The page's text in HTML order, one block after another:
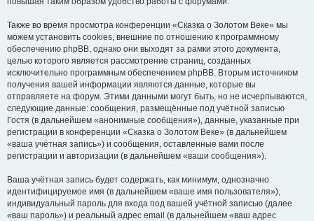
Также во время просмотра конференции «Сказка о Золотом Веке» мы
можем установить cookies, внешние по отношению к программному
обеспечению phpBB, однако они выходят за рамки этого документа,
целью которого является рассмотрение страниц, созданных
исключительно программным обеспечением phpBB. Вторым источником
получения вашей информации являются данные, которые вы
отправляете на форум. Этими данными могут быть, но не исчерпываются,
следующие данные: сообщения, размещённые под учётной записью
Гостя (в дальнейшем «анонимные сообщения»), данные, указанные при
регистрации в конференции «Сказка о Золотом Веке» (в дальнейшем
«ваша учётная запись») и сообщения, оставленные вами после
регистрации и авторизации (в дальнейшем «ваши сообщения»).
Ваша учётная запись будет содержать, как минимум, однозначно
идентифицируемое имя (в дальнейшем «ваше имя пользователя»),
индивидуальный пароль для входа под вашей учётной записью (далее
«ваш пароль») и реальный адрес email (в дальнейшем «ваш адрес